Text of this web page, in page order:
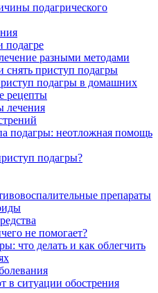
подагрического
подагре
разными методами
снять приступ подагры
подагры в домашних
рецепты
лечения
подагры: неотложная помощь
подагры?
препараты
не помогает?
что делать и как облегчить
в ситуации обострения